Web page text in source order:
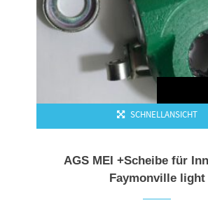
SCHNELLANSICHT
AGS MEI +Scheibe für
Faymonville light